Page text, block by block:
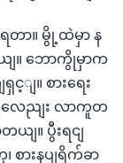
ေတာ။ မွို့ထဲမှာ န
ျ။ ဘောကွိုမှာက
င့ျ။ စားရေး
ေညျး လာကူတ
ျ။ ပွီးရငျ
စားနပျရိက်ခာ